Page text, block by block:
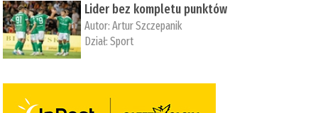
Lider bez kompletu punktów
Autor:Artur Szczepanik
Dział:Sport